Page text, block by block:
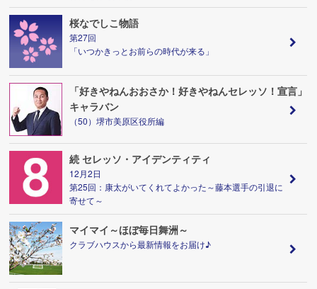
桜なでしこ物語
第27回
「いつかきっとお前らの時代が来る」
「好きやねんおおさか！好きやねんセレッソ！宣言」
キャラバン
（50）堺市美原区役所編
続 セレッソ・アイデンティティ
12月2日
第25回：康太がいてくれてよかった～藤本選手の引退に
寄せて～
マイマイ～ほぼ毎日舞洲～
クラブハウスから最新情報をお届け♪